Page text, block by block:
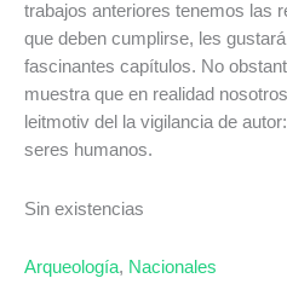
trabajos anteriores tenemos las
que deben cumplirse, les
fascinantes capítulos. No
muestra que en realidad
leitmotiv del la vigilancia de
seres humanos.
Sin existencias
Arqueología, Nacionales